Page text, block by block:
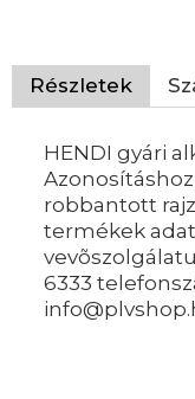
Részletek
HENDI gyári
robbantott
termékek
6333